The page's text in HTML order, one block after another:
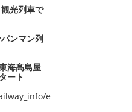
光列車で
ンマン列
海髙島屋
ート
e